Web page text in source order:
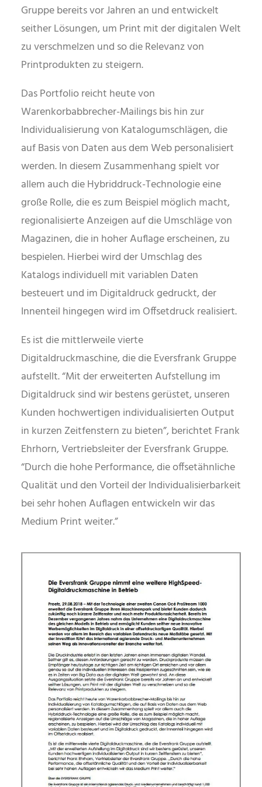
Gruppe bereits vor Jahren an und entwickelt
seither Lösungen, um Print mit der digitalen Welt
zu verschmelzen und so die Relevanz von
Printprodukten zu steigern.
Das Portfolio reicht heute von
Warenkorbabbrecher-Mailings bis hin zur
Individualisierung von Katalogumschlägen, die
auf Basis von Daten aus dem Web personalisiert
werden. In diesem Zusammenhang spielt vor
allem auch die Hybriddruck-Technologie eine
große Rolle, die es zum Beispiel möglich macht,
regionalisierte Anzeigen auf die Umschläge von
Magazinen, die in hoher Auflage erscheinen, zu
bespielen. Hierbei wird der Umschlag des
Katalogs individuell mit variablen Daten
besteuert und im Digitaldruck gedruckt, der
Innenteil hingegen wird im Offsetdruck realisiert.
Es ist die mittlerweile vierte
Digitaldruckmaschine, die die Eversfrank Gruppe
aufstellt. “Mit der erweiterten Aufstellung im
Digitaldruck sind wir bestens gerüstet, unseren
Kunden hochwertigen individualisierten Output
in kurzen Zeitfenstern zu bieten”, berichtet Frank
Ehrhorn, Vertriebsleiter der Eversfrank Gruppe.
“Durch die hohe Performance, die offsetähnliche
Qualität und den Vorteil der Individualisierbarkeit
bei sehr hohen Auflagen entwickeln wir das
Medium Print weiter.”